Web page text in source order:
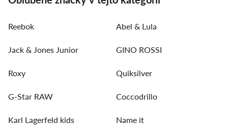
Reebok Abel & Lula
Jack & Jones Junior GINO ROSSI
Roxy Quiksilver
G-Star RAW Coccodrillo
Karl Lagerfeld kids Name it